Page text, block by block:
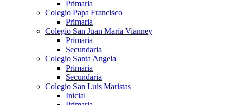
Primaria
Colegio Papa Francisco
Primaria
Colegio San Juan María Vianney
Primaria
Secundaria
Colegio Santa Angela
Primaria
Secundaria
Colegio San Luis Maristas
Inicial